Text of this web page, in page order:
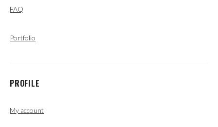
FAQ
Portfolio
PROFILE
My account